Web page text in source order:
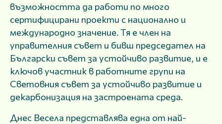
възможността да работи по много
сертифицирани проекти с национално и
международно значение. Тя е член на
управителния съвет и бивш председател на
Български съвет за устойчиво развитие, и е
ключов участник в работните групи на
Световния съвет за устойчиво развитие и
декарбонизация на застроената среда.
Днес Весела представлява една от най-